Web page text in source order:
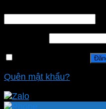
Quên mật khẩu?